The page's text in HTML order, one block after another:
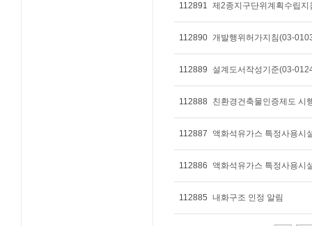
112891 제2종지구단위계획수립
112890 개발행위허가지침(03-
112889 설계도서작성기준(03-
112888 친환경건축물인증제도 시
112887 액화석유가스 특정사용시
112886 액화석유가스 특정사용시
112885 내화구조 인정 알림